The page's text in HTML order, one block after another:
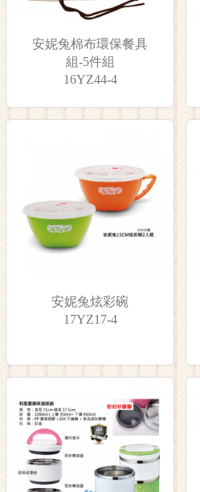
安妮兔棉布環保餐具
組-5件組
16YZ44-4
安妮兔炫彩碗
17YZ17-4